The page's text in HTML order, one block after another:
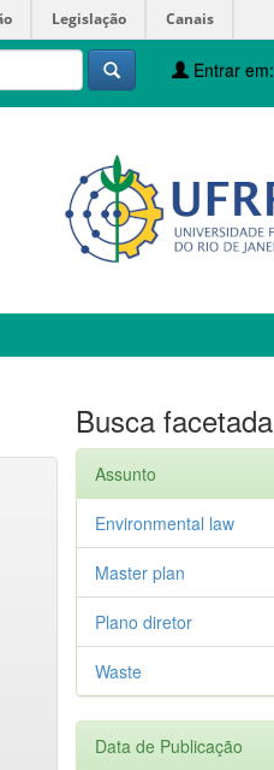
Legislação Canais
Entrar em:
Busca facetada
Assunto
Environmental law
Master plan
Plano diretor
Waste
Data de Publicação